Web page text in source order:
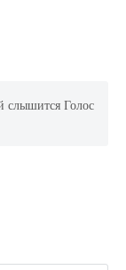
слышится Голос